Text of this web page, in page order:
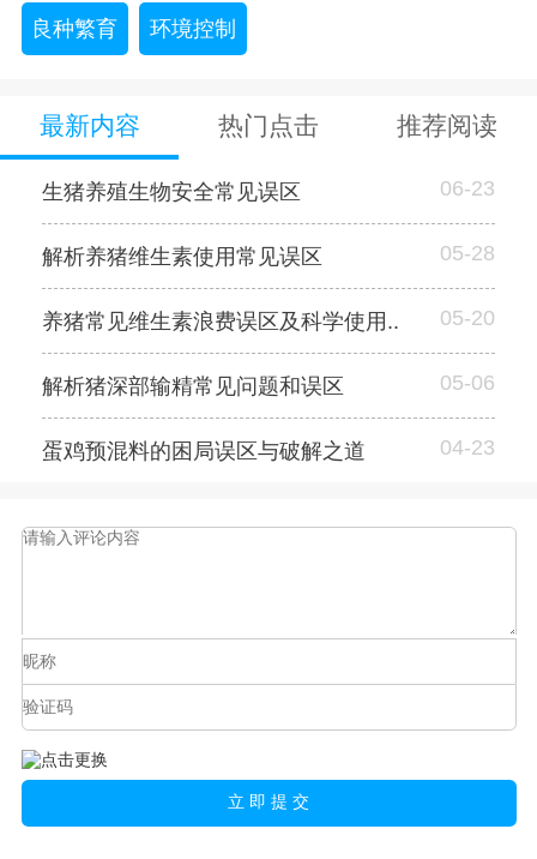
良种繁育 环境控制
最新内容 热门点击 推荐阅读
生猪养殖生物安全常见误区 06-23
解析养猪维生素使用常见误区 05-28
养猪常见维生素浪费误区及科学使用.. 05-20
解析猪深部输精常见问题和误区 05-06
蛋鸡预混料的困局误区与破解之道 04-23